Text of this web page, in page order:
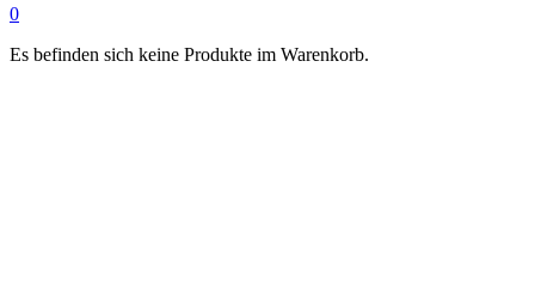
0
Es befinden sich keine Produkte im Warenkorb.